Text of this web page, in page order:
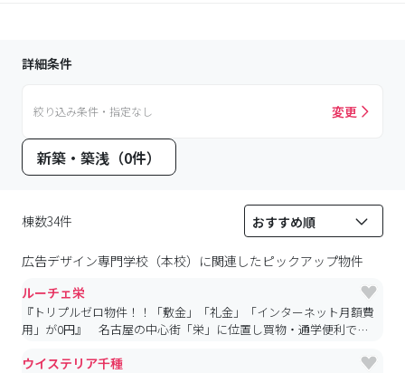
詳細条件
絞り込み条件・指定なし 変更
新築・築浅（0件）
棟数34件
広告デザイン専門学校（本校） に関連したピックアップ物件
ルーチェ栄
『トリプルゼロ物件！！「敷金」「礼金」「インターネット月額費
用」が0円』 名古屋の中心街「栄」に位置し買物・通学便利で
全室ReFa(リファ)のバブルシャワーヘッド付きで設備も充実。♪
ウイステリア千種